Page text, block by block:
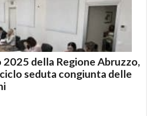
2025 della Regione Abruzzo,
seduta congiunta delle